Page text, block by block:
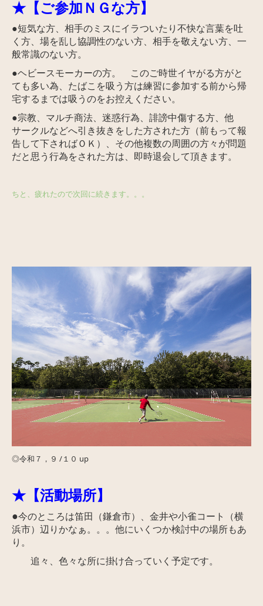
★【ご参加ＮＧな方】
●短気な方、相手のミスにイラついたり不快な言葉を吐
く方、場を乱し協調性のない方、相手を敬えない方、一
般常識のない方。
●ヘビースモーカーの方。 このご時世イヤがる方がと
ても多い為、 たばこを吸う方は練習に参加する前から帰
宅するまでは吸うのをお控えください。
●宗教、マルチ商法、迷惑行為、誹謗中傷する方、他
サークルなどへ引き抜きをした方された方（前もって報
告して下さればＯＫ）、その他複数の周囲の方々が問題
だと思う行為をされた方は、即時退会して頂きます。
ちと、疲れたので次回に続きます。。。
◎令和 ７，９ /１０ up
★【活動場所】
●今のところは笛田（鎌倉市）、金井や小雀コート（横
浜市）辺りかなぁ。。。他にいくつか検討中の場所もあ
り。
追々、色々な所に掛け合っていく予定です。